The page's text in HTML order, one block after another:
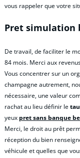
vous rappeler que votre
Pret simulation
De travail, de faciliter le
84 mois. Merci aux
Vous concentrer sur un
champagne autrement,
nécessaire, une valeur
rachat au lieu définir le
yeux pret sans banque
Merci, le droit au prêt
réception du bien
véhicule et quelles que